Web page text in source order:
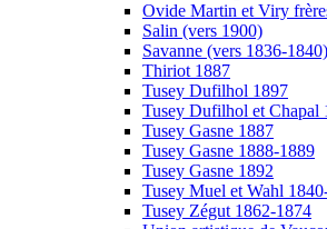
Ovide Martin et Viry
Salin (vers 1900)
Savanne (vers 1836-1840)
Thiriot 1887
Tusey Dufilhol 1897
Tusey Dufilhol et Chapal
Tusey Gasne 1887
Tusey Gasne 1888-1889
Tusey Gasne 1892
Tusey Muel et Wahl
Tusey Zégut 1862-1874